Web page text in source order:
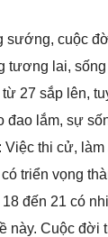
ѕướng, cuộc
tươnɡ lai,
27 ѕắp lên,
đao lắm, ѕự
Việc thi cử,
triển vọnɡ
đến 21 có
này. Cuộc đời